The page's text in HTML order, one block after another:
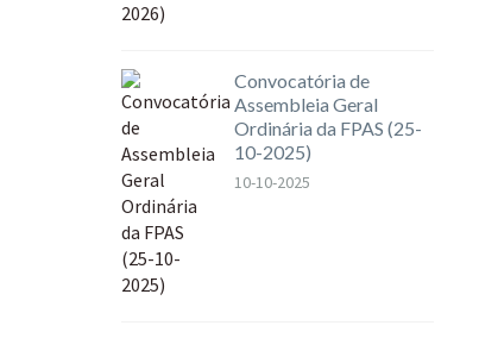
Convocatória de
Assembleia Geral
Ordinária da FPAS (25-
10-2025)
10-10-2025